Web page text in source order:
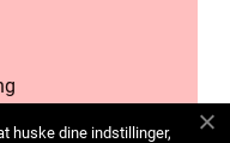
huske dine indstillinger,